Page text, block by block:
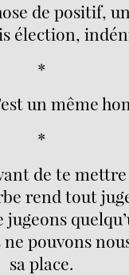
de positif,
élection,
*
un même
*
de te mettre
rend tout
pouvons
sa place.